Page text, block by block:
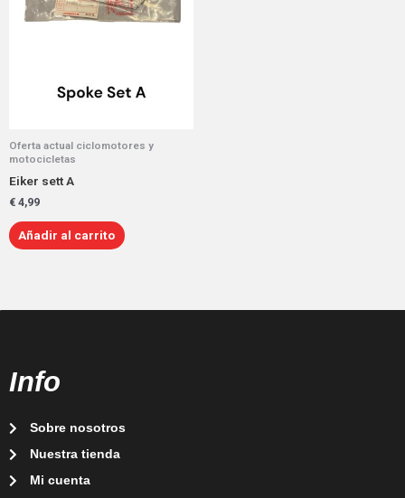
Oferta actual ciclomotores y
motocicletas
Eiker sett A
€ 4,99
Añadir al carrito
Info
Sobre nosotros
Nuestra tienda
Mi cuenta